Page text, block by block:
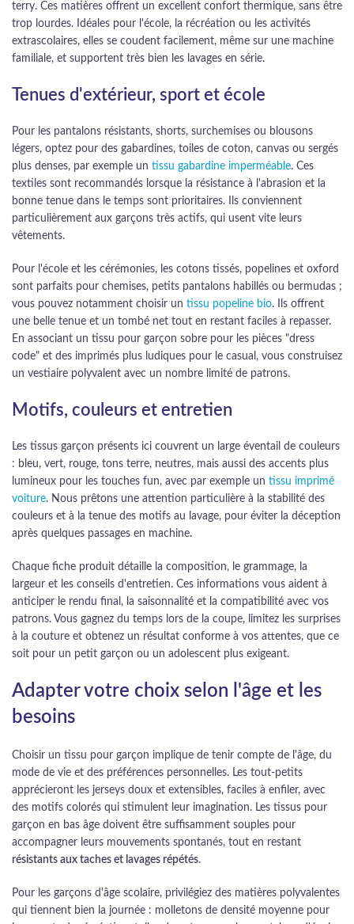
terry. Ces matières offrent un excellent confort thermique, sans être
trop lourdes. Idéales pour l'école, la récréation ou les activités
extrascolaires, elles se coudent facilement, même sur une machine
familiale, et supportent très bien les lavages en série.
Tenues d'extérieur, sport et école
Pour les pantalons résistants, shorts, surchemises ou blousons
légers, optez pour des gabardines, toiles de coton, canvas ou sergés
plus denses, par exemple un tissu gabardine imperméable. Ces
textiles sont recommandés lorsque la résistance à l'abrasion et la
bonne tenue dans le temps sont prioritaires. Ils conviennent
particulièrement aux garçons très actifs, qui usent vite leurs
vêtements.
Pour l'école et les cérémonies, les cotons tissés, popelines et oxford
sont parfaits pour chemises, petits pantalons habillés ou bermudas ;
vous pouvez notamment choisir un tissu popeline bio. Ils offrent
une belle tenue et un tombé net tout en restant faciles à repasser.
En associant un tissu pour garçon sobre pour les pièces "dress
code" et des imprimés plus ludiques pour le casual, vous construisez
un vestiaire polyvalent avec un nombre limité de patrons.
Motifs, couleurs et entretien
Les tissus garçon présents ici couvrent un large éventail de couleurs
: bleu, vert, rouge, tons terre, neutres, mais aussi des accents plus
lumineux pour les touches fun, avec par exemple un tissu imprimé
voiture. Nous prêtons une attention particulière à la stabilité des
couleurs et à la tenue des motifs au lavage, pour éviter la déception
après quelques passages en machine.
Chaque fiche produit détaille la composition, le grammage, la
largeur et les conseils d'entretien. Ces informations vous aident à
anticiper le rendu final, la saisonnalité et la compatibilité avec vos
patrons. Vous gagnez du temps lors de la coupe, limitez les surprises
à la couture et obtenez un résultat conforme à vos attentes, que ce
soit pour un petit garçon ou un adolescent plus exigeant.
Adapter votre choix selon l'âge et les
besoins
Choisir un tissu pour garçon implique de tenir compte de l'âge, du
mode de vie et des préférences personnelles. Les tout-petits
apprécieront les jerseys doux et extensibles, faciles à enfiler, avec
des motifs colorés qui stimulent leur imagination. Les tissus pour
garçon en bas âge doivent être suffisamment souples pour
accompagner leurs mouvements spontanés, tout en restant
résistants aux taches et lavages répétés.
Pour les garçons d'âge scolaire, privilégiez des matières polyvalentes
qui tiennent bien la journée : molletons de densité moyenne pour